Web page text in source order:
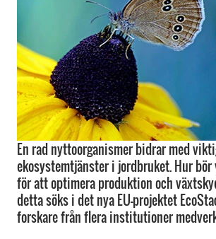
En rad nyttoorganismer bidrar med
ekosystemtjänster i jordbruket. Hur
för att optimera produktion och
detta söks i det nya EU-projektet
forskare från flera institutioner